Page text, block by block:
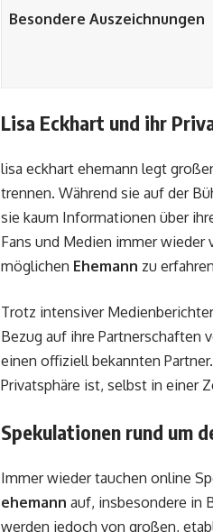
Besondere Auszeichnungen
Lisa Eckhart und ihr
lisa eckhart ehemann legt
trennen. Während sie auf der
sie kaum Informationen über
Fans und Medien immer wieder
möglichen Ehemann zu
Trotz intensiver
Bezug auf ihre Partnerschaften
einen offiziell bekannten
Privatsphäre ist, selbst in einer
Spekulationen rund um
Immer wieder tauchen online
ehemann auf, insbesondere in
werden jedoch von großen,